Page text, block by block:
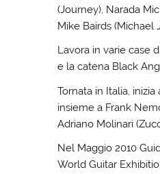
(Journey), Narada
Mike Bairds (Michael
Lavora in varie case
e la catena Black
Tornata in Italia,
insieme a Frank
Adriano Molinari
Nel Maggio 2010
World Guitar